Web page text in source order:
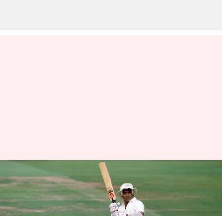
चेन्नई में टाई पर समाप्त हुआ है
भारतीय टीम का एक टेस्ट, जानिए
कैसा था मुकाबला